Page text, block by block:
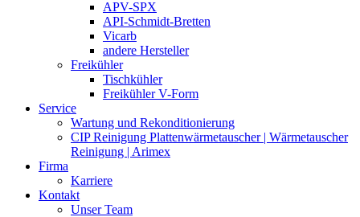
APV-SPX
API-Schmidt-Bretten
Vicarb
andere Hersteller
Freikühler
Tischkühler
Freikühler V-Form
Service
Wartung und Rekonditionierung
CIP Reinigung Plattenwärmetauscher | Wärmetauscher
Reinigung | Arimex
Firma
Karriere
Kontakt
Unser Team